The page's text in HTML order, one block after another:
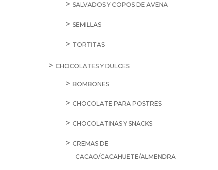
SALVADOS Y COPOS DE AVENA
SEMILLAS
TORTITAS
CHOCOLATES Y DULCES
BOMBONES
CHOCOLATE PARA POSTRES
CHOCOLATINAS Y SNACKS
CREMAS DE
CACAO/CACAHUETE/ALMENDRA